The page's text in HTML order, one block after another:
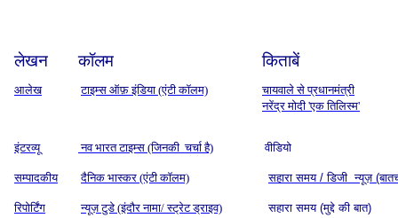
लेखन कॉलम किताबें
आलेख टाइम्स ऑफ़ इंडिया (एंटी कॉलम)
चायवाले से प्रधानमंत्री
नरेंद्र मोदी 'एक तिलिस्म'
इंटरव्यू नव भारत टाइम्स (जिनकी चर्चा है) वीडियो
सम्पादकीय दैनिक भास्कर (एंटी कॉलम) सहारा समय / डिजी न्यूज़
रिपोर्टिंग न्यूज़ टुडे (इंदौर नामा/ स्ट्रेट ड्राइव) सहारा समय (मुद्दे की बात)